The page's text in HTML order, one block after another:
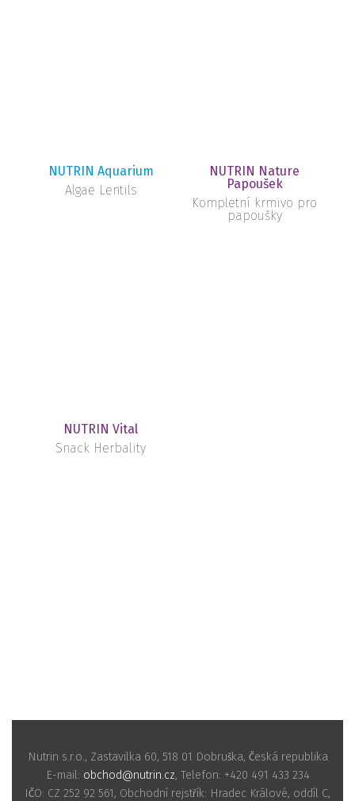
NUTRIN Aquarium
Algae Lentils
NUTRIN Nature
Papoušek
Kompletní krmivo pro
papoušky
NUTRIN Vital
Snack Herbality
Nutrin s.r.o., Zastavilka 60, 518 01 Dobruška, Česká republika
E-mail: obchod@nutrin.cz, Telefon: +420 491 433 234
IČO: CZ 252 92 561, Obchodní rejstřík: Hradec Králové, oddíl C,